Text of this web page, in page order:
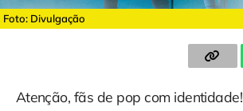
Foto: Divulgação
Atenção, fãs de pop com identidade!